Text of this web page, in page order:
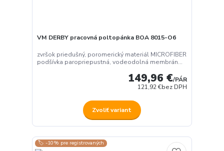
VM DERBY pracovná poltopánka BOA 8015-O6
zvršok priedušný, poromerický materiál MICROFIBER
podšívka paropriepustná, vodeodolná membrán...
149,96 €/PÁR
121,92 €bez DPH
Zvoliť variant
🏷️ -10% pre registrovaných